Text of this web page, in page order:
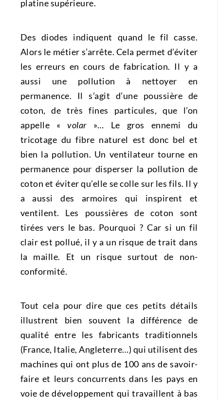
platine supérieure.
Des diodes indiquent quand le fil casse.
Alors le métier s’arrête. Cela permet d’éviter
les erreurs en cours de fabrication. Il y a
aussi une pollution à nettoyer en
permanence. Il s’agit d’une poussière de
coton, de très fines particules, que l’on
appelle «volar»… Le gros ennemi du
tricotage du fibre naturel est donc bel et
bien la pollution. Un ventilateur tourne en
permanence pour disperser la pollution de
coton et éviter qu’elle se colle sur les fils. Il y
a aussi des armoires qui inspirent et
ventilent. Les poussières de coton sont
tirées vers le bas. Pourquoi ? Car si un fil
clair est pollué, il y a un risque de trait dans
la maille. Et un risque surtout de non-
conformité.
Tout cela pour dire que ces petits détails
illustrent bien souvent la différence de
qualité entre les fabricants traditionnels
(France, Italie, Angleterre…) qui utilisent des
machines qui ont plus de 100 ans de savoir-
faire et leurs concurrents dans les pays en
voie de développement qui travaillent à bas